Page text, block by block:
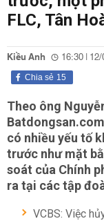
FLC, Tân
Kiều Anh 16:30 |
15
Chia sẻ
Theo ông
có nhiều yếu tố
trước như mặt
soát của Chính
ra tại các tập
VCBS: Việc